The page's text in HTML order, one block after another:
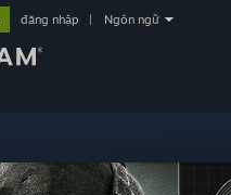
đăng nhập Ngôn ngữ